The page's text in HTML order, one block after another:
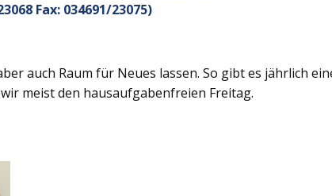
Fax: 034691/23075)
auch Raum für Neues lassen. So gibt es jährlich
meist den hausaufgabenfreien Freitag.